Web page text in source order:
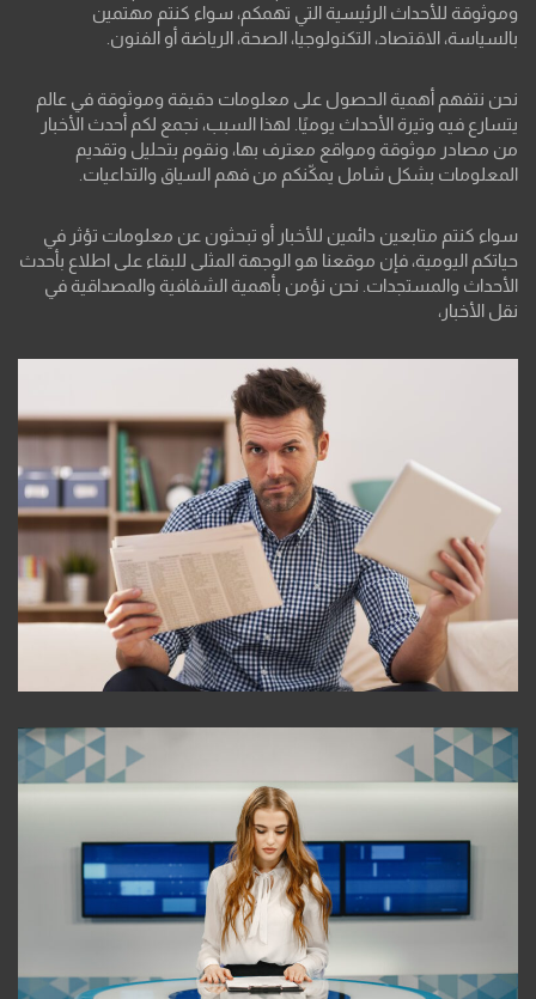
وموثوقة للأحداث الرئيسية التي تهمكم، سواء كنتم مهتمين
بالسياسة، الاقتصاد، التكنولوجيا، الصحة، الرياضة أو الفنون.
نحن نتفهم أهمية الحصول على معلومات دقيقة وموثوقة في عالم
يتسارع فيه وتيرة الأحداث يوميًا. لهذا السبب، نجمع لكم أحدث الأخبار
من مصادر موثوقة ومواقع معترف بها، ونقوم بتحليل وتقديم
المعلومات بشكل شامل يمكّنكم من فهم السياق والتداعيات.
سواء كنتم متابعين دائمين للأخبار أو تبحثون عن معلومات تؤثر في
حياتكم اليومية، فإن موقعنا هو الوجهة المثلى للبقاء على اطلاع بأحدث
الأحداث والمستجدات. نحن نؤمن بأهمية الشفافية والمصداقية في
نقل الأخبار،